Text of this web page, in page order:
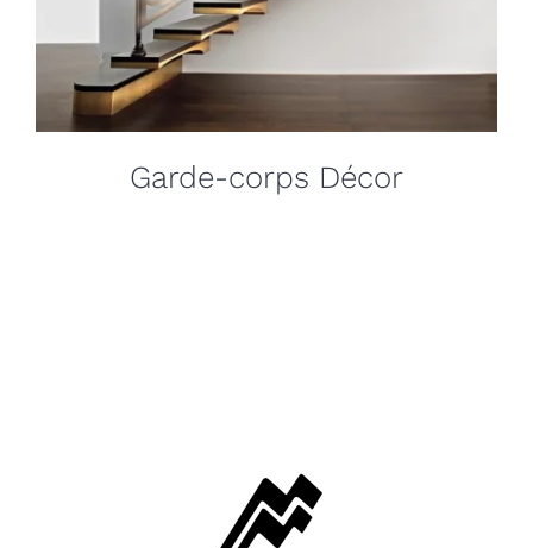
Garde-corps Décor